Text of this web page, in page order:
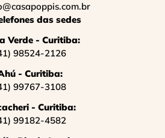
das sedes
Verde - Curitiba:
98524-2126
- Curitiba:
99767-3108
- Curitiba:
99182-4582